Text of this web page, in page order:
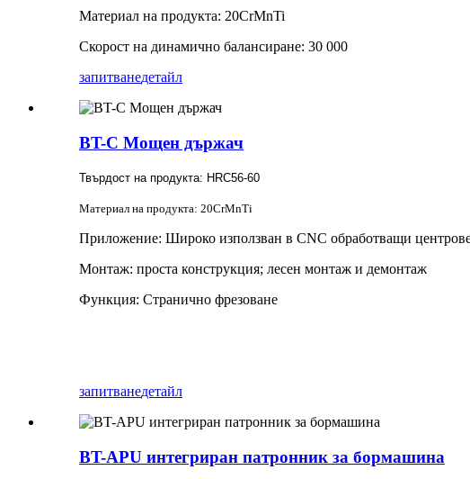
Материал на продукта: 20CrMnTi
Скорост на динамично балансиране: 30 000
запитванедетайл
BT-C Мощен държач
Твърдост на продукта: HRC56-60
Материал на продукта: 20CrMnTi
Приложение: Широко използван в CNC обработващи
Монтаж: проста конструкция; лесен монтаж и демонтаж
Функция: Странично фрезоване
запитванедетайл
BT-APU интегриран патронник за бормашина